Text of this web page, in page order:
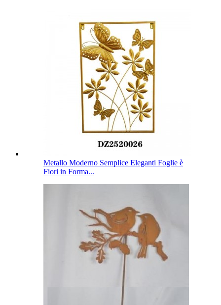
Metallo Moderno Semplice Eleganti Foglie è
Fiori in Forma...